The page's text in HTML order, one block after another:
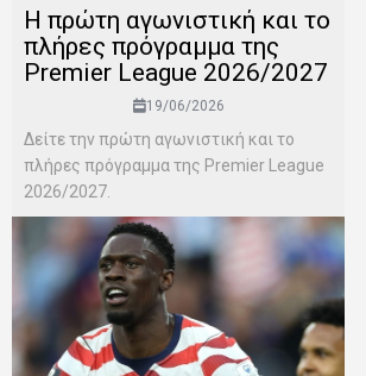
H πρώτη αγωνιστική και το
πλήρες πρόγραμμα της
Premier League 2026/2027
19/06/2026
Δείτε την πρώτη αγωνιστική και το
πλήρες πρόγραμμα της Premier League
2026/2027.